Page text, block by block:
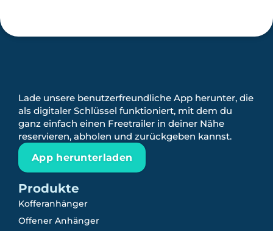
Lade unsere benutzerfreundliche App herunter, die
als digitaler Schlüssel funktioniert, mit dem du
ganz einfach einen Freetrailer in deiner Nähe
reservieren, abholen und zurückgeben kannst.
App herunterladen
Produkte
Kofferanhänger
Offener Anhänger